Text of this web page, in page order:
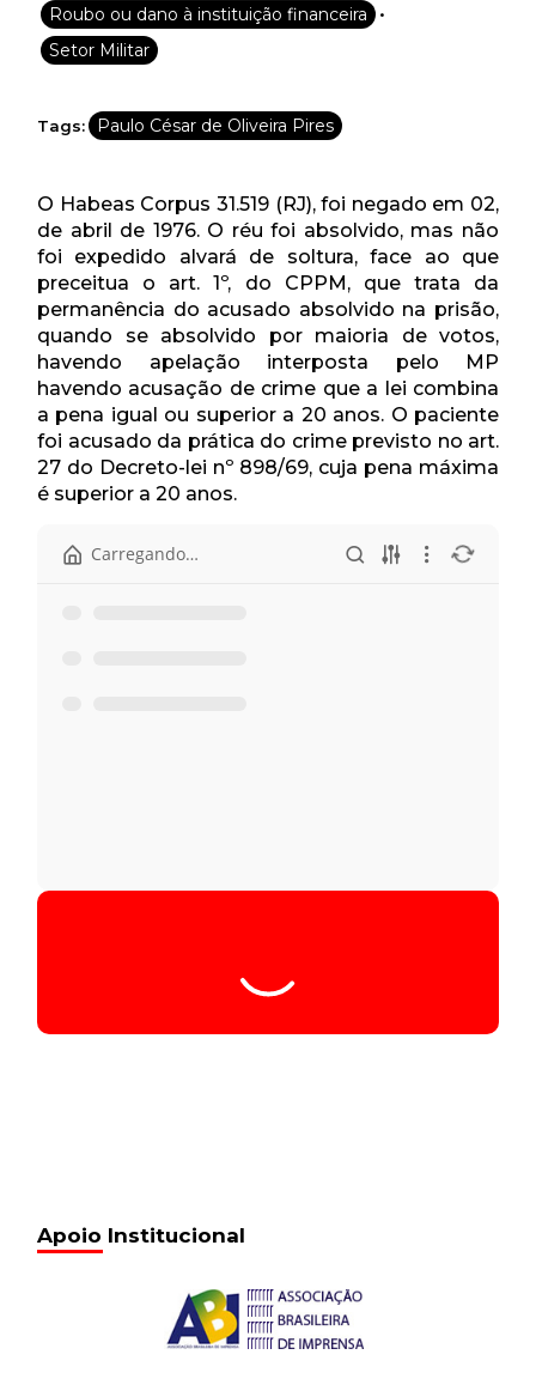
Roubo ou dano à instituição financeira •
Setor Militar
Tags: Paulo César de Oliveira Pires
O Habeas Corpus 31.519 (RJ), foi negado em 02,
de abril de 1976. O réu foi absolvido, mas não
foi expedido alvará de soltura, face ao que
preceitua o art. 1º, do CPPM, que trata da
permanência do acusado absolvido na prisão,
quando se absolvido por maioria de votos,
havendo apelação interposta pelo MP
havendo acusação de crime que a lei combina
a pena igual ou superior a 20 anos. O paciente
foi acusado da prática do crime previsto no art.
27 do Decreto-lei nº 898/69, cuja pena máxima
é superior a 20 anos.
Carregando…
Apoio Institucional